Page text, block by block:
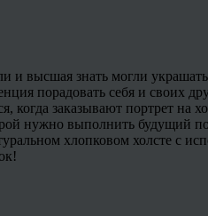
и высшая знать могли
порадовать себя и своих
когда заказывают портрет на
нужно выполнить будущий
хлопковом холсте с